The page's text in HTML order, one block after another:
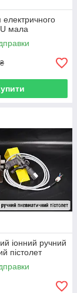
мала
іонний ручний
пістолет